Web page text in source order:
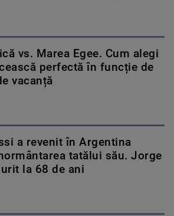
vs. Marea Egee. Cum alegi
perfectă în funcție de
vacanță
a revenit în Argentina
tatălui său. Jorge
la 68 de ani